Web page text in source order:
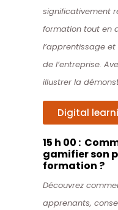
significativement
formation tout en
l’apprentissage et
de l’entreprise.
illustrer la
Digital
15 h 00 :
gamifier son
formation ?
Découvrez
apprenants,